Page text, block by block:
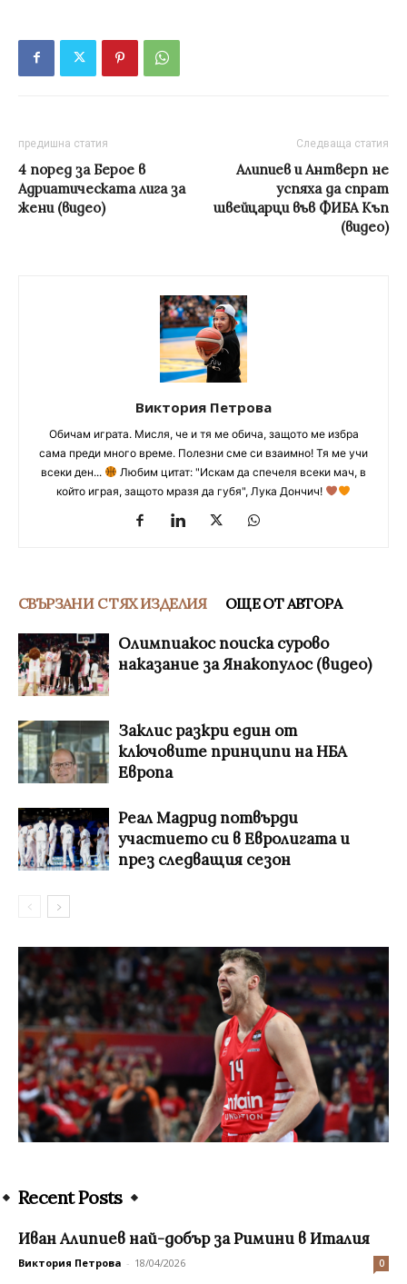
предишна статия
4 поред за Берое в
Адриатическата лига за
жени (видео)
Следваща статия
Алипиев и Антверп не
успяха да спрат
швейцарци във ФИБА Къп
(видео)
Виктория Петрова
Обичам играта. Мисля, че и тя ме обича, защото ме избра
сама преди много време. Полезни сме си взаимно! Тя ме учи
всеки ден...
Любим цитат: "Искам да спечеля всеки мач, в
който играя, защото мразя да губя", Лука Дончич!
СВЪРЗАНИ С ТЯХ ИЗДЕЛИЯ ОЩЕ ОТ АВТОРА
Олимпиакос поиска сурово
наказание за Янакопулос (видео)
Заклис разкри един от
ключовите принципи на НБА
Европа
Реал Мадрид потвърди
участието си в Евролигата и
през следващия сезон
Recent Posts
Иван Алипиев най-добър за Римини в Италия
Виктория Петрова - 18/04/2026 0